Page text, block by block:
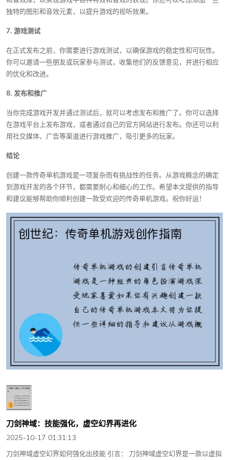
独特的图形和音效元素，以提升游戏的视听效果。
7. 游戏测试
在正式发布之前，你需要进行游戏测试，以确保游戏的稳定性和可玩性。
你可以邀请一些朋友或玩家参与测试，收集他们的反馈意见，并进行相应
的优化和改进。
8. 发布和推广
当你完成游戏开发并通过测试后，就可以考虑发布和推广了。你可以选择
在游戏平台上发布游戏，或者通过自己的官方网站进行发布。你还可以利
用社交媒体、广告等渠道进行游戏推广，吸引更多的玩家。
结论
创建一款传奇单机游戏是一项复杂而有挑战性的任务。从游戏概念的确定
到游戏开发的各个环节，都需要耐心和细心的工作。希望本文提供的指导
和建议能够帮助你顺利创建一款受欢迎的传奇单机游戏。祝你好运！
刀剑神域：技能强化，虚空幻界再进化
2025-10-17 01:31:13
刀剑神域虚空幻界如何强化出技能 引言： 刀剑神域虚空幻界是一款以虚拟